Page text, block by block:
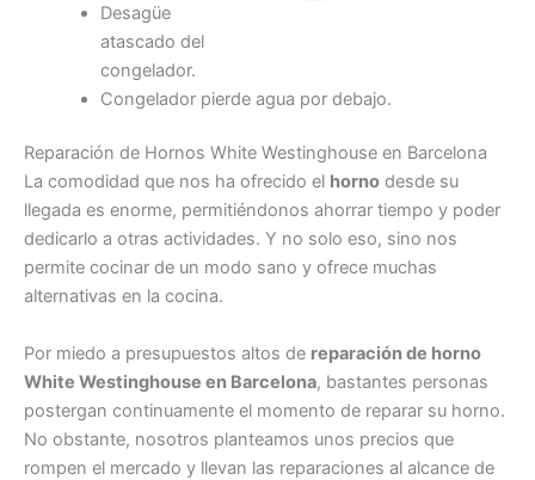
Desagüe
atascado del
congelador.
Congelador pierde agua por debajo.
Reparación de Hornos White Westinghouse en Barcelona
La comodidad que nos ha ofrecido el horno desde su
llegada es enorme, permitiéndonos ahorrar tiempo y poder
dedicarlo a otras actividades. Y no solo eso, sino nos
permite cocinar de un modo sano y ofrece muchas
alternativas en la cocina.
Por miedo a presupuestos altos de reparación de horno
White Westinghouse en Barcelona, bastantes personas
postergan continuamente el momento de reparar su horno.
No obstante, nosotros planteamos unos precios que
rompen el mercado y llevan las reparaciones al alcance de